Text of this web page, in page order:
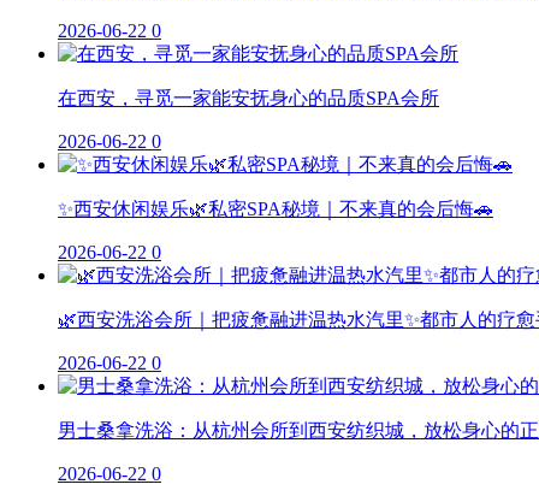
2026-06-22 0
在西安，寻觅一家能安抚身心的品质SPA会所
2026-06-22 0
✨西安休闲娱乐🌿私密SPA秘境｜不来真的会后悔🚗
2026-06-22 0
🌿西安洗浴会所｜把疲惫融进温热水汽里✨都市人的疗愈
2026-06-22 0
男士桑拿洗浴：从杭州会所到西安纺织城，放松身心的
2026-06-22 0